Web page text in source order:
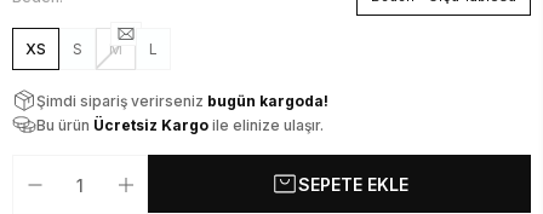
XS S M L
Şimdi sipariş verirseniz bugün kargoda!
Bu ürün Ücretsiz Kargo ile elinize ulaşır.
SEPETE EKLE